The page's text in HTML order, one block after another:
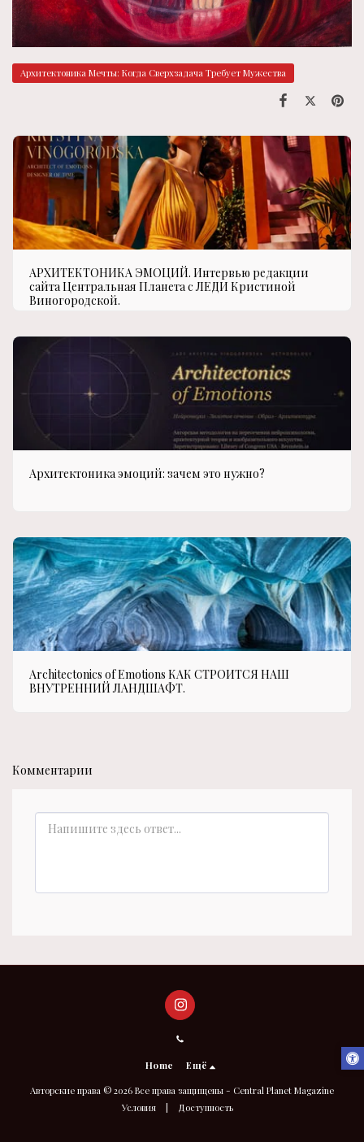
Архитектоника Мечты: Когда Сверхзадача Требует Мужества
АРХИТЕКТОНИКА ЭМОЦИЙ. Интервью редакции
сайта Центральная Планета с ЛЕДИ Кристиной
Виногородской.
Архитектоника эмоций: зачем это нужно?
Architectonics of Emotions КАК СТРОИТСЯ НАШ
ВНУТРЕННИЙ ЛАНДШАФТ.
Комментарии
Home Ещё
Авторские права © 2026 Все права защищены - Central Planet Magazine
Условия| Доступность